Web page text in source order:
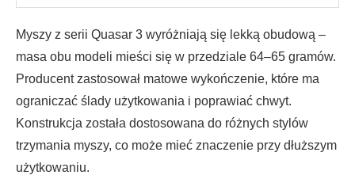
Myszy z serii Quasar 3 wyróżniają się lekką obudową –
masa obu modeli mieści się w przedziale 64–65 gramów.
Producent zastosował matowe wykończenie, które ma
ograniczać ślady użytkowania i poprawiać chwyt.
Konstrukcja została dostosowana do różnych stylów
trzymania myszy, co może mieć znaczenie przy dłuższym
użytkowaniu.